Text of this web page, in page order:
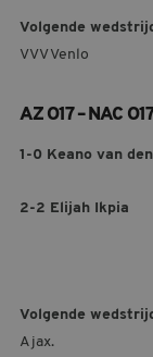
Volgende
VVV Venlo
AZ O17 – NAC
1-0 Keano van
2-2 Elijah Ikpia
Volgende
Ajax.